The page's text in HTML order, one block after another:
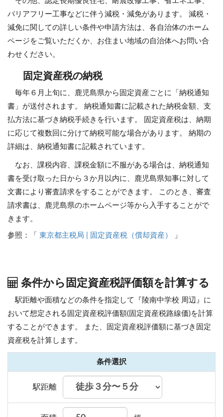
バリアフリー工事などに伴う減税・減免があります。 減税・
減免に関しての詳しい条件や申請方法は、各自治体のホーム
ページをご覧いただくか、お住まい地域の自治体へお問い合
わせください。
固定資産税の納税
毎年６月上旬に、鹿児島県から固定資産ごとに「納税通知
書」が送付されます。 納税通知書に記載された納税金額、支
払方法に基づき納税手続きを行います。 固定資産税は、納期
に応じて複数回に分けて納税可能な場合があります。 納期の
詳細は、納税通知書に記載されています。
なお、課税内容、課税金額に不服がある場合は、納税通知
書を受け取った日から３か月以内に、鹿児島県知事に対して
文書により審査請求をすることができます。 このとき、審査
請求書は、鹿児島県のホームページ等から入手することがで
きます。
参照：「 東京都主税局 | 固定資産税（償却資産） 」
条件から固定資産税評価額を計算する
駅距離や面積などの条件を指定して『陵南中学校 周辺』に
おいて想定される固定資産税評価額(固定資産税路線価)を計算
することができます。
また、固定資産税評価額に基づき固定
資産税を計算します。
条件選択
駅距離